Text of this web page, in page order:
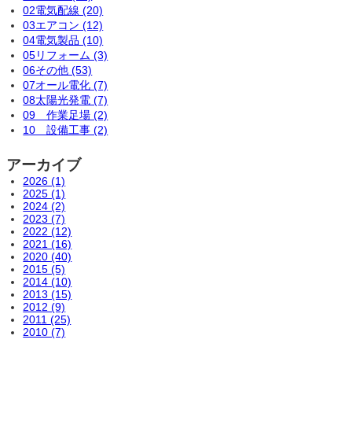
02電気配線 (20)
03エアコン (12)
04電気製品 (10)
05リフォーム (3)
06その他 (53)
07オール電化 (7)
08太陽光発電 (7)
09 作業足場 (2)
10 設備工事 (2)
アーカイブ
2026 (1)
2025 (1)
2024 (2)
2023 (7)
2022 (12)
2021 (16)
2020 (40)
2015 (5)
2014 (10)
2013 (15)
2012 (9)
2011 (25)
2010 (7)